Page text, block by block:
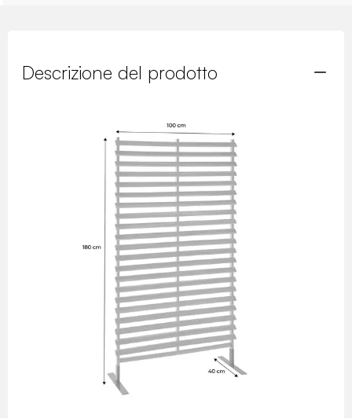
Descrizione del prodotto